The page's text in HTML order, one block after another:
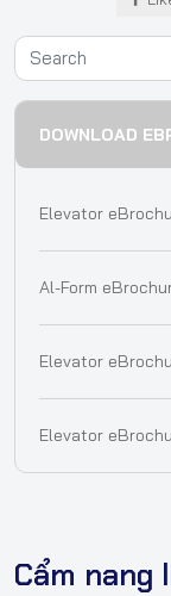
DOWNLOAD
Elevator
Al-Form
Elevator
Elevator
Cẩm nang